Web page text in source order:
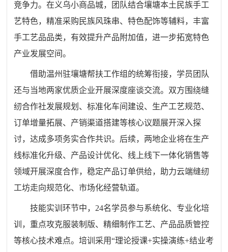
竞争力。在义乌小商品城，团队结合壤塘本土民族手工
艺特色，精准采购民族风珠串、特色配饰等辅料，丰富
手工艺品品类，有效提升产品附加值，进一步拓宽特色
产业发展空间。
借助温州驻壤塘帮扶工作组的统筹衔接，学员团队
还与当地两家优质企业开展深度座谈交流。双方围绕缝
纫合作社发展规划、标准化车间建设、生产工艺规范、
订单增量拓展、产销渠道搭建等核心议题展开深入探
讨，达成多项务实合作共识。后续，两地企业将在生产
线标准化升级、产品设计优化、线上线下一体化销售等
领域开展深度合作，稳定产品订单供给，助力云端缝纫
工坊走向规范化、市场化经营轨道。
技能实训环节中，24名学员参与系统化、专业化培
训，重点攻克服装制版、精细制作工艺、产品品质管控
等核心技术难点。培训采用“理论授课+实操演练+结业考